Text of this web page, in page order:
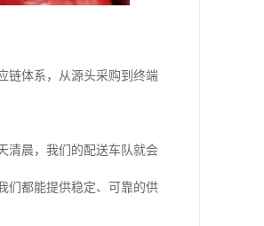
链体系，从源头采购到终端
清晨，我们的配送车队就会
们都能提供稳定、可靠的供